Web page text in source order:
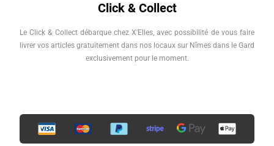
Click & Collect
Le Click & Collect débarque chez X'Elles, avec possibilité de vous faire
livrer vos articles gratuitement dans nos locaux sur Nîmes dans le Gard
exclusivement pour le moment.